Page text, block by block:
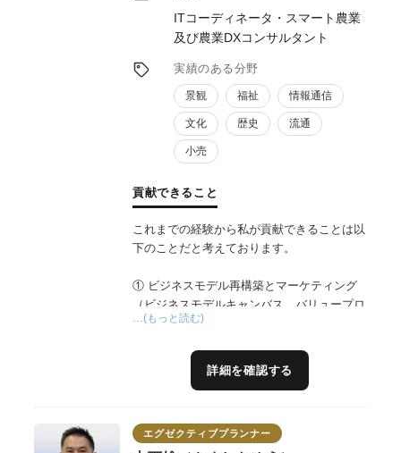
ITコーディネータ・スマート農業
及び農業DXコンサルタント
実績のある分野
景観 福祉 情報通信
文化 歴史 流通
小売
貢献できること
これまでの経験から私が貢献できることは以
下のことだと考えております。
① ビジネスモデル再構築とマーケティング
（ビジネスモデルキャンバス、バリュープロ
ポジションキャンバス）
環境・内部環境を把握したうえで、価値創造
という視点でビジネスモデルの再構築を図り
を使い、９つの視点「顧客セグメント」「価
…(もっと読む)
詳細を確認する
エグゼクティブプランナー